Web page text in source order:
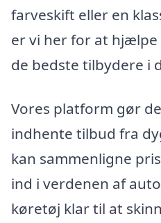
farveskift eller en
er vi her for at hjælpe
de bedste tilbydere i
Vores platform gør
indhente tilbud fra
kan sammenligne
ind i verdenen af
køretøj klar til at